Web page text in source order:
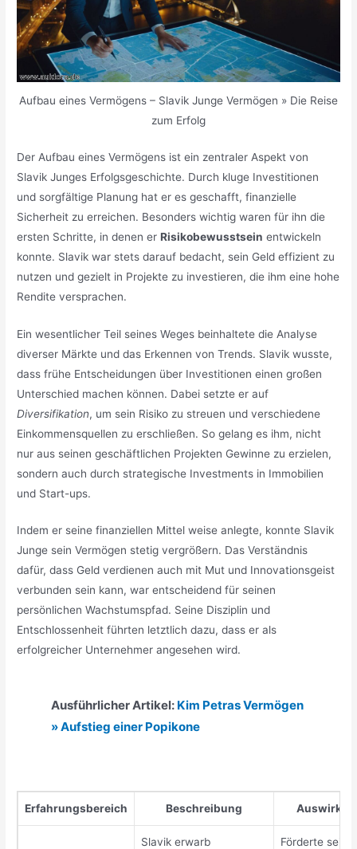
Aufbau eines Vermögens – Slavik Junge Vermögen » Die Reise
zum Erfolg
Der Aufbau eines Vermögens ist ein zentraler Aspekt von
Slavik Junges Erfolgsgeschichte. Durch kluge Investitionen
und sorgfältige Planung hat er es geschafft, finanzielle
Sicherheit zu erreichen. Besonders wichtig waren für ihn die
ersten Schritte, in denen erRisikobewusstsein entwickeln
konnte. Slavik war stets darauf bedacht, sein Geld effizient zu
nutzen und gezielt in Projekte zu investieren, die ihm eine hohe
Rendite versprachen.
Ein wesentlicher Teil seines Weges beinhaltete die Analyse
diverser Märkte und das Erkennen von Trends. Slavik wusste,
dass frühe Entscheidungen über Investitionen einen großen
Unterschied machen können. Dabei setzte er auf
Diversifikation, um sein Risiko zu streuen und verschiedene
Einkommensquellen zu erschließen. So gelang es ihm, nicht
nur aus seinen geschäftlichen Projekten Gewinne zu erzielen,
sondern auch durch strategische Investments in Immobilien
und Start-ups.
Indem er seine finanziellen Mittel weise anlegte, konnte Slavik
Junge sein Vermögen stetig vergrößern. Das Verständnis
dafür, dass Geld verdienen auch mit Mut und Innovationsgeist
verbunden sein kann, war entscheidend für seinen
persönlichen Wachstumspfad. Seine Disziplin und
Entschlossenheit führten letztlich dazu, dass er als
erfolgreicher Unternehmer angesehen wird.
Ausführlicher Artikel: Kim Petras Vermögen
» Aufstieg einer Popikone
Erfahrungsbereich Beschreibung
Slavik erwarb
Förderte seine